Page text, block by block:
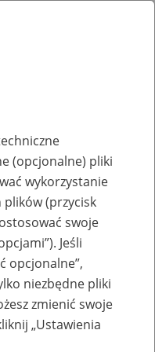
lub
pracy
(opcjonalne) pliki
wykorzystanie
plików (przycisk
swoje
Jeśli
opcjonalne”,
niezbędne pliki
zmienić swoje
„Ustawienia